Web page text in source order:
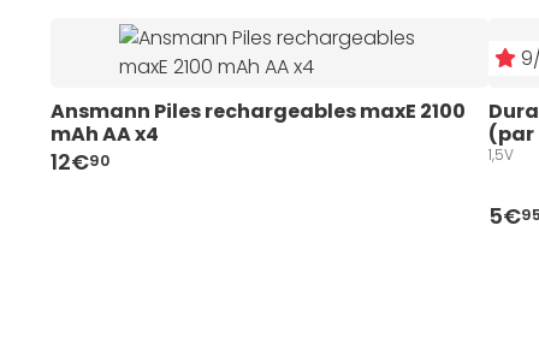
Ansmann Piles rechargeables maxE 2100
mAh AA x4
12€90
(par
1,5V
5€